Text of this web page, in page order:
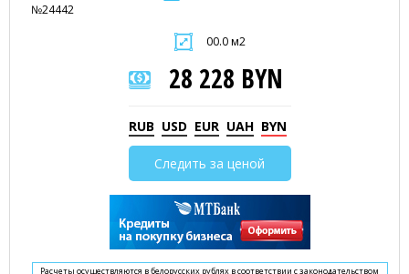
№24442
00.0 м2
28 228 BYN
RUB USD EUR UAH BYN
Следить за ценой
Расчеты осуществляются в белорусских рублях в соответствии с законодательством